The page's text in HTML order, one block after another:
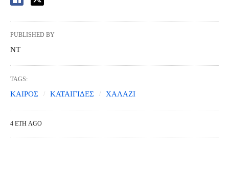
PUBLISHED BY
NT
TAGS:
ΚΑΙΡΟΣ ΚΑΤΑΙΓΙΔΕΣ ΧΑΛΑΖΙ
4 ΈΤΗ AGO